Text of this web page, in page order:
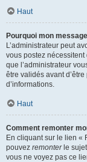
Haut
Pourquoi mon
L’administrateur peut
vous postez nécessitent
que l’administrateur
être validés avant
d’informations.
Haut
Comment remonter
En cliquant sur le lien «
pouvez remonterle sujet
vous ne voyez pas ce